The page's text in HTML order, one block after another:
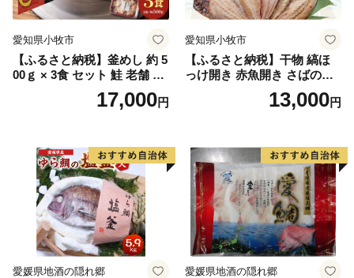
愛知県小牧市
【ふるさと納税】釜めし 約 5
00ｇ × 3食 セット 鮭 老舗 急
速冷凍 レンチン 時短 簡単調
理 食品 加工品 海鮮 手作り
り寄せグルメ 愛知県 小牧市
送料無料
17,000円
愛知県小牧市
【ふるさと納税】干物 縞ほ
っけ開き 赤魚開き さばの開
き 魚醤干し 3種 セット 詰め
合わせ 魚 おかず 肉厚 おいし
取り寄せグルメ 魚醤 ナンプ
ラー 愛知県 小牧市 冷凍 送料
無料
13,000円
愛媛県地酒の隠れ郷 愛媛県地酒の隠れ郷